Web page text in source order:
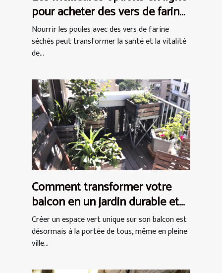
pour acheter des vers de farine
séchés pour les poules
Nourrir les poules avec des vers de farine
séchés peut transformer la santé et la vitalité
de...
Comment transformer votre
balcon en un jardin durable et
chic
Créer un espace vert unique sur son balcon est
désormais à la portée de tous, même en pleine
ville...